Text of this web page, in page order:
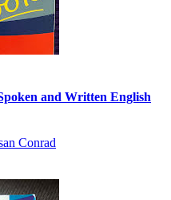
and Written English
Conrad